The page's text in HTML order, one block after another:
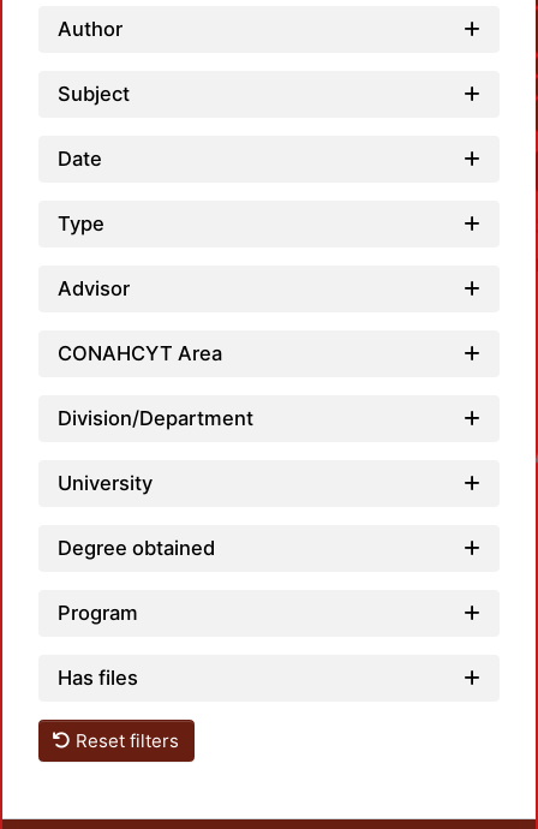
Author
Subject
Date
Type
Advisor
CONAHCYT Area
Division/Department
University
Degree obtained
Program
Has files
Reset filters